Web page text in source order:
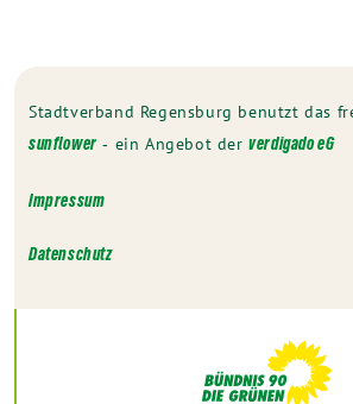
Stadtverband Regensburg benutzt das
sunflower‐ ein Angebot derverdigado eG
Impressum
Datenschutz